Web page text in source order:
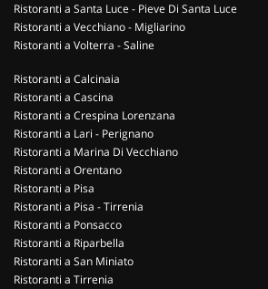
Ristoranti a Santa Luce - Pieve Di Santa Luce
Ristoranti a Vecchiano - Migliarino
Ristoranti a Volterra - Saline
Ristoranti a Calcinaia
Ristoranti a Cascina
Ristoranti a Crespina Lorenzana
Ristoranti a Lari - Perignano
Ristoranti a Marina Di Vecchiano
Ristoranti a Orentano
Ristoranti a Pisa
Ristoranti a Pisa - Tirrenia
Ristoranti a Ponsacco
Ristoranti a Riparbella
Ristoranti a San Miniato
Ristoranti a Tirrenia